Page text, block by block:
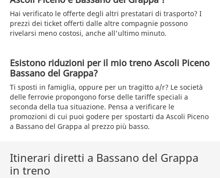
Hai verificato le offerte degli altri prestatari di trasporto? I
prezzi dei ticket offerti dalle altre compagnie possono
rivelarsi meno costosi, anche all'ultimo minuto.
Esistono riduzioni per il mio treno Ascoli Piceno
Bassano del Grappa?
Ti sposti in famiglia, oppure per un tragitto a/r? Le società
delle ferrovie propongono forse delle tariffe speciali a
seconda della tua situazione. Pensa a verificare le
promozioni di cui puoi godere per spostarti da Ascoli Piceno
a Bassano del Grappa al prezzo più basso.
Itinerari diretti a Bassano del Grappa
in treno